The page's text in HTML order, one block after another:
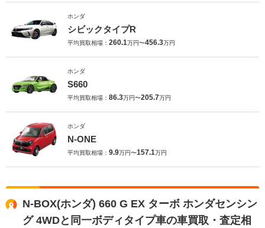
ホンダ
シビックタイプR
平均買取相場： 260.1万円〜456.3万円
ホンダ
S660
平均買取相場： 86.3万円〜205.7万円
ホンダ
N-ONE
平均買取相場： 9.9万円〜157.1万円
N-BOX(ホンダ) 660 G EX ターボ ホンダセンシン
グ 4WDと同一ボディタイプ車の車買取・査定相